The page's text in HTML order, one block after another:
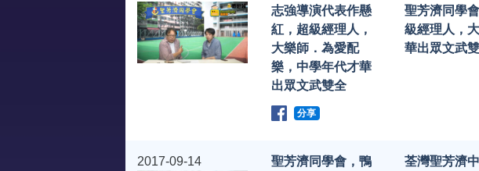
志強導演代表作懸
紅，超級經理人，
大樂師．為愛配
樂，中學年代才華
出眾文武雙全
分享
聖芳濟同學
級經理人，
華出眾文武
2017-09-14
聖芳濟同學會，鴨
荃灣聖芳濟